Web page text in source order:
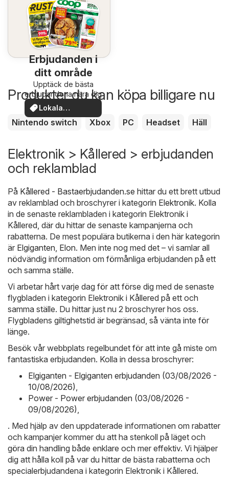
Erbjudanden i
ditt område
Upptäck de bästa
erbjudandena nära dig
Lokala
erbjudanden
Produkter du kan köpa billigare nu
Nintendo switch Xbox PC Headset Häll
Elektronik > Kållered > erbjudanden
och reklamblad
På Kållered - Bastaerbjudanden.se hittar du ett brett utbud
av reklamblad och broschyrer i kategorin Elektronik. Kolla
in de senaste reklambladen i kategorin Elektronik i
Kållered, där du hittar de senaste kampanjerna och
rabatterna. De mest populära butikerna i den här kategorin
är Elgiganten Elon. Men inte nog med det – vi samlar all
nödvändig information om förmånliga erbjudanden på ett
och samma ställe.
Vi arbetar hårt varje dag för att förse dig med de senaste
flygbladen i kategorin Elektronik i Kållered på ett och
samma ställe. Du hittar just nu 2 broschyrer hos oss.
Flygbladens giltighetstid är begränsad, så vänta inte för
länge.
Besök vår webbplats regelbundet för att inte gå miste om
fantastiska erbjudanden. Kolla in dessa broschyrer:
Elgiganten - Elgiganten erbjudanden (03/08/2026 -
10/08/2026)
Power - Power erbjudanden (03/08/2026 -
09/08/2026)
. Med hjälp av den uppdaterade informationen om rabatter
och kampanjer kommer du att ha stenkoll på läget och
göra din handling både enklare och mer effektiv. Vi hjälper
dig att hålla koll på var du hittar de bästa rabatterna och
specialerbjudandena i kategorin Elektronik i Kållered.